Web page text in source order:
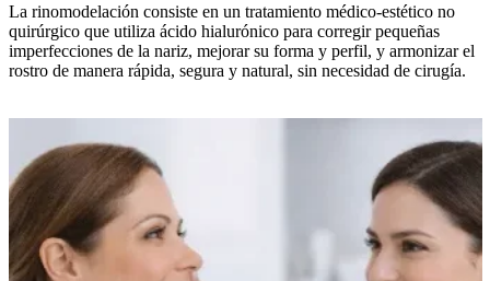
La rinomodelación consiste en un tratamiento médico-estético no
quirúrgico que utiliza ácido hialurónico para corregir pequeñas
imperfecciones de la nariz, mejorar su forma y perfil, y armonizar el
rostro de manera rápida, segura y natural, sin necesidad de cirugía.